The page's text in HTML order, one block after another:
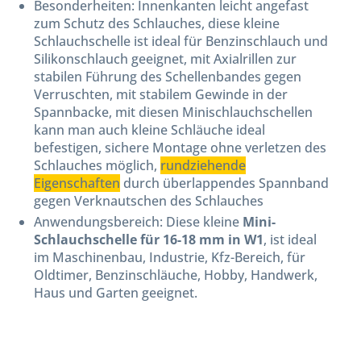
Besonderheiten: Innenkanten leicht angefast
zum Schutz des Schlauches, diese kleine
Schlauchschelle ist ideal für Benzinschlauch und
Silikonschlauch geeignet, mit Axialrillen zur
stabilen Führung des Schellenbandes gegen
Verruschten, mit stabilem Gewinde in der
Spannbacke, mit diesen Minischlauchschellen
kann man auch kleine Schläuche ideal
befestigen, sichere Montage ohne verletzen des
Schlauches möglich, rundziehende
Eigenschaften durch überlappendes Spannband
gegen Verknautschen des Schlauches
Anwendungsbereich: Diese kleine Mini-
Schlauchschelle für 16-18 mm in W1, ist ideal
im Maschinenbau, Industrie, Kfz-Bereich, für
Oldtimer, Benzinschläuche, Hobby, Handwerk,
Haus und Garten geeignet.